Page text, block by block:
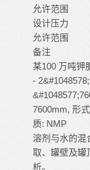
允许范围
设计压力
允许范围
备注
某100 万吨钾
-
7600mm, 形
质: NMP
溶剂与水的混
取、罐壁及罐
析。